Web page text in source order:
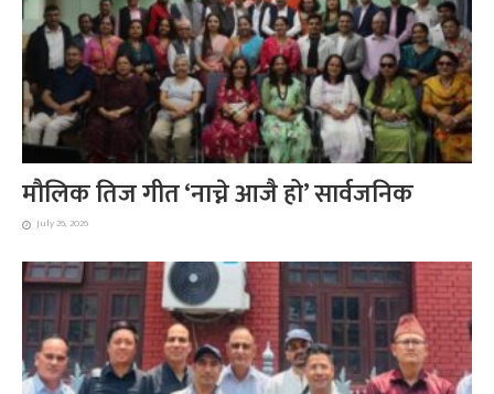
मौलिक तिज गीत ‘नाच्ने आजै हो’ सार्वजनिक
July 26, 2026